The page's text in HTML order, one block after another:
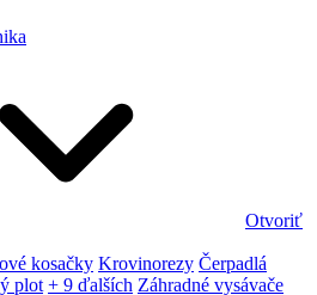
Otvoriť
kosačky Krovinorezy Čerpadlá
plot + 9 ďalších Záhradné vysávače